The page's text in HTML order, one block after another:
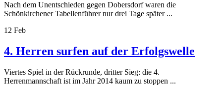
Nach dem Unentschieden gegen Dobersdorf waren die
Schönkirchener Tabellenführer nur drei Tage später ...
12 Feb
4. Herren surfen auf der Erfolgswelle
Viertes Spiel in der Rückrunde, dritter Sieg: die 4.
Herrenmannschaft ist im Jahr 2014 kaum zu stoppen ...